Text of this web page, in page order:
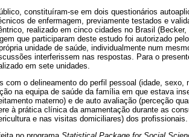
constituíram-se em dois questionários
de enfermagem, previamente testados e
realizado em cinco cidades no Brasil (Becker,
que participaram deste estudo foi autorizado
unidade de saúde, individualmente num
interferissem nas respostas. Para o
em sete unidades.
o delineamento do perfil pessoal (idade, sexo,
na equipa de saúde da família em que estava
materno) e de auto avaliação (perceção
à prática clínica da amamentação durante as
e nas visitas domiciliares) dos profissionais.